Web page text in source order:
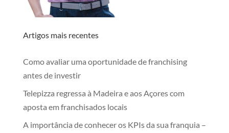
Artigos mais recentes
Como avaliar uma oportunidade de franchising
antes de investir
Telepizza regressa à Madeira e aos Açores com
aposta em franchisados locais
A importância de conhecer os KPIs da sua franquia –